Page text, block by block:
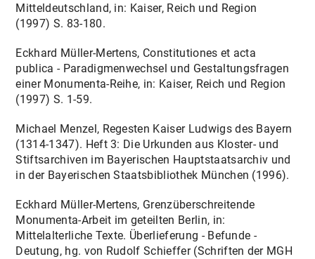
Mitteldeutschland, in: Kaiser, Reich und Region
(1997) S. 83-180.
Eckhard Müller-Mertens, Constitutiones et acta
publica - Paradigmenwechsel und Gestaltungsfragen
einer Monumenta-Reihe, in: Kaiser, Reich und Region
(1997) S. 1-59.
Michael Menzel, Regesten Kaiser Ludwigs des Bayern
(1314-1347). Heft 3: Die Urkunden aus Kloster- und
Stiftsarchiven im Bayerischen Hauptstaatsarchiv und
in der Bayerischen Staatsbibliothek München (1996).
Eckhard Müller-Mertens, Grenzüberschreitende
Monumenta-Arbeit im geteilten Berlin, in:
Mittelalterliche Texte. Überlieferung - Befunde -
Deutung, hg. von Rudolf Schieffer (Schriften der MGH